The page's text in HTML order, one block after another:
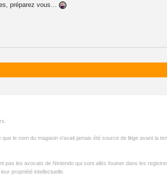
préparez vous…
le nom du magasin n'avait jamais été source de litige avant la
pas les avocats de Nintendo qui sont allés fouiner dans les
propriété intellectuelle.